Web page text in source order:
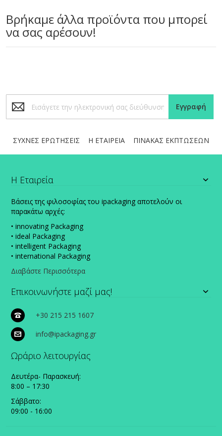
Βρήκαμε άλλα προϊόντα που μπορεί
να σας αρέσουν!
στο
Ενημερωτικό
Εγγραφή
ΣΥΧΝΕΣ ΕΡΩΤΗΣΕΙΣ Η ΕΤΑΙΡΕΙΑ ΠΙΝΑΚΑΣ ΕΚΠΤΩΣΕΩΝ
Η Εταιρεία
Βάσεις της φιλοσοφίας του ipackaging αποτελούν οι
παρακάτω αρχές:
• innovating Packaging
• ideal Packaging
• intelligent Packaging
• international Packaging
Διαβάστε Περισσότερα
Επικοινωνήστε μαζί μας!
+30 215 215 1607
info@ipackaging.gr
Ωράριο λειτουργίας
Δευτέρα- Παρασκευή:
8:00 – 17:30
Σάββατο:
09:00 - 16:00